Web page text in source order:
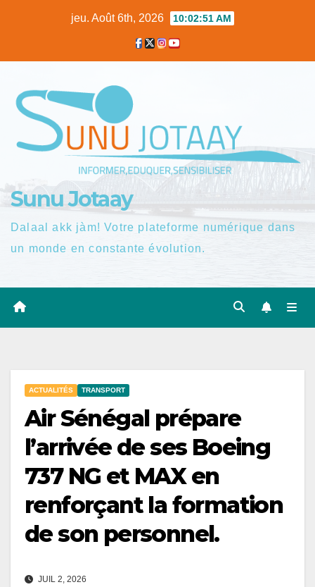
jeu. Août 6th, 2026 10:02:52 AM
Sunu Jotaay
Dalaal akk jàm! Votre plateforme numérique dans
un monde en constante évolution.
ACTUALITÉS TRANSPORT
Air Sénégal prépare
l’arrivée de ses Boeing
737 NG et MAX en
renforçant la formation
de son personnel.
JUIL 2, 2026